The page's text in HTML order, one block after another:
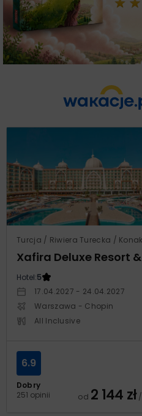
Turcja / Riwiera Turecka /
Xafira Deluxe Resort
Hotel:5
17.04.2027 - 24.04.2027
Warszawa - Chopin
All Inclusive
Dobry
251 opinii
6.9
od 2 144 zł/